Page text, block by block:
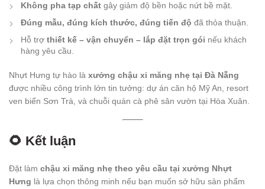
Không pha tạp chất gây giảm độ bền hoặc nứt bề mặt.
Đúng mẫu, đúng kích thước, đúng tiến độ đã thỏa thuận.
Hỗ trợ thiết kế – vận chuyển – lắp đặt trọn gói nếu khách
hàng yêu cầu.
Nhựt Hưng tự hào là xưởng chậu xi măng nhẹ tại Đà Nẵng
được nhiều công trình lớn tin tưởng: dự án căn hộ Mỹ An, resort
ven biển Sơn Trà, và chuỗi quán cà phê sân vườn tại Hòa Xuân.
🌻 Kết luận
Đặt làm chậu xi măng nhẹ theo yêu cầu tại xưởng Nhựt
Hưng là lựa chọn thông minh nếu bạn muốn sở hữu sản phẩm